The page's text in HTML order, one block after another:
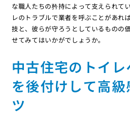
な職人たちの矜持によって支えられて
レのトラブルで業者を呼ぶことがあれ
技と、彼らが守ろうとしているものの
せてみてはいかがでしょうか。
中古住宅のトイ
を後付けして高級
ツ